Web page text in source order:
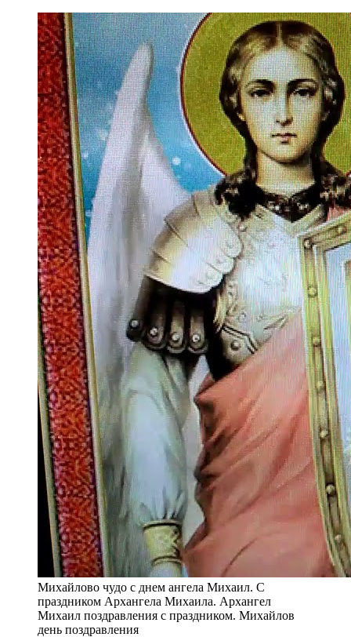
Михайлово чудо с днем ангела Михаил. С
праздником Архангела Михаила. Архангел
Михаил поздравления с праздником. Михайлов
день поздравления